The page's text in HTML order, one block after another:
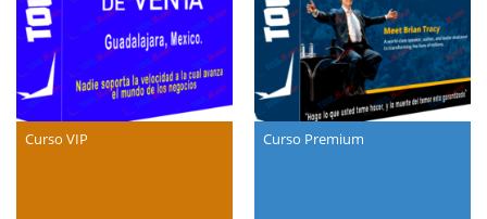
Curso VIP Curso Premium